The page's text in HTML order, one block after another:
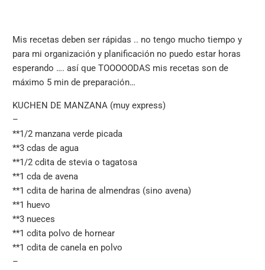
Mis recetas deben ser rápidas .. no tengo mucho tiempo y
para mi organización y planificación no puedo estar horas
esperando …. así que TOOOOODAS mis recetas son de
máximo 5 min de preparación…
KUCHEN DE MANZANA (muy express)
–
**1/2 manzana verde picada
**3 cdas de agua
**1/2 cdita de stevia o tagatosa
**1 cda de avena
**1 cdita de harina de almendras (sino avena)
**1 huevo
**3 nueces
**1 cdita polvo de hornear
**1 cdita de canela en polvo
–